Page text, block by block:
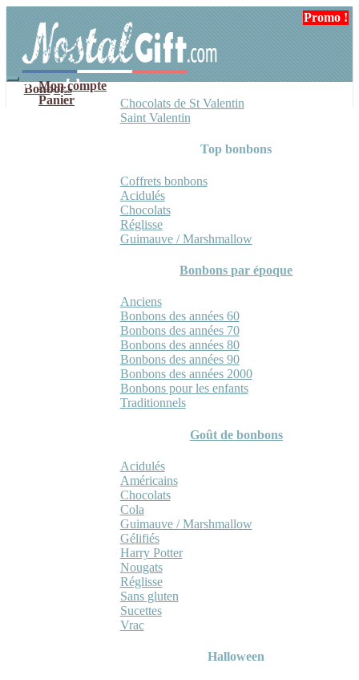
navigation
contenu
Mon compte
Panier
Bonbons
Chocolats de St Valentin
Saint Valentin
Top bonbons
Coffrets bonbons
Acidulés
Chocolats
Réglisse
Guimauve / Marshmallow
Bonbons par époque
Anciens
Bonbons des années 60
Bonbons des années 70
Bonbons des années 80
Bonbons des années 90
Bonbons des années 2000
Bonbons pour les enfants
Traditionnels
Goût de bonbons
Acidulés
Américains
Chocolats
Cola
Guimauve / Marshmallow
Gélifiés
Harry Potter
Nougats
Réglisse
Sans gluten
Sucettes
Vrac
Halloween
Promo !